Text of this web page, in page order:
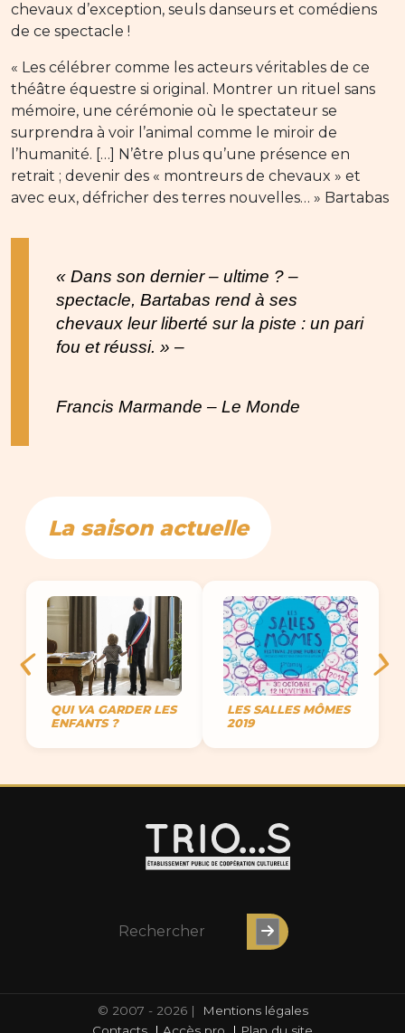
chevaux d’exception, seuls danseurs et comédiens
de ce spectacle !
« Les célébrer comme les acteurs véritables de ce
théâtre équestre si original. Montrer un rituel sans
mémoire, une cérémonie où le spectateur se
surprendra à voir l’animal comme le miroir de
l’humanité. […] N’être plus qu’une présence en
retrait ; devenir des « montreurs de chevaux » et
avec eux, défricher des terres nouvelles… » Bartabas
« Dans son dernier – ultime ? –
spectacle, Bartabas rend à ses
chevaux leur liberté sur la piste : un pari
fou et réussi. » –
Francis Marmande – Le Monde
La saison actuelle
QUI VA GARDER LES
ENFANTS ?
LES SALLES MÔMES
2019
© 2007 - 2026 |
Mentions légales
Contacts
| Accès pro | Plan du site